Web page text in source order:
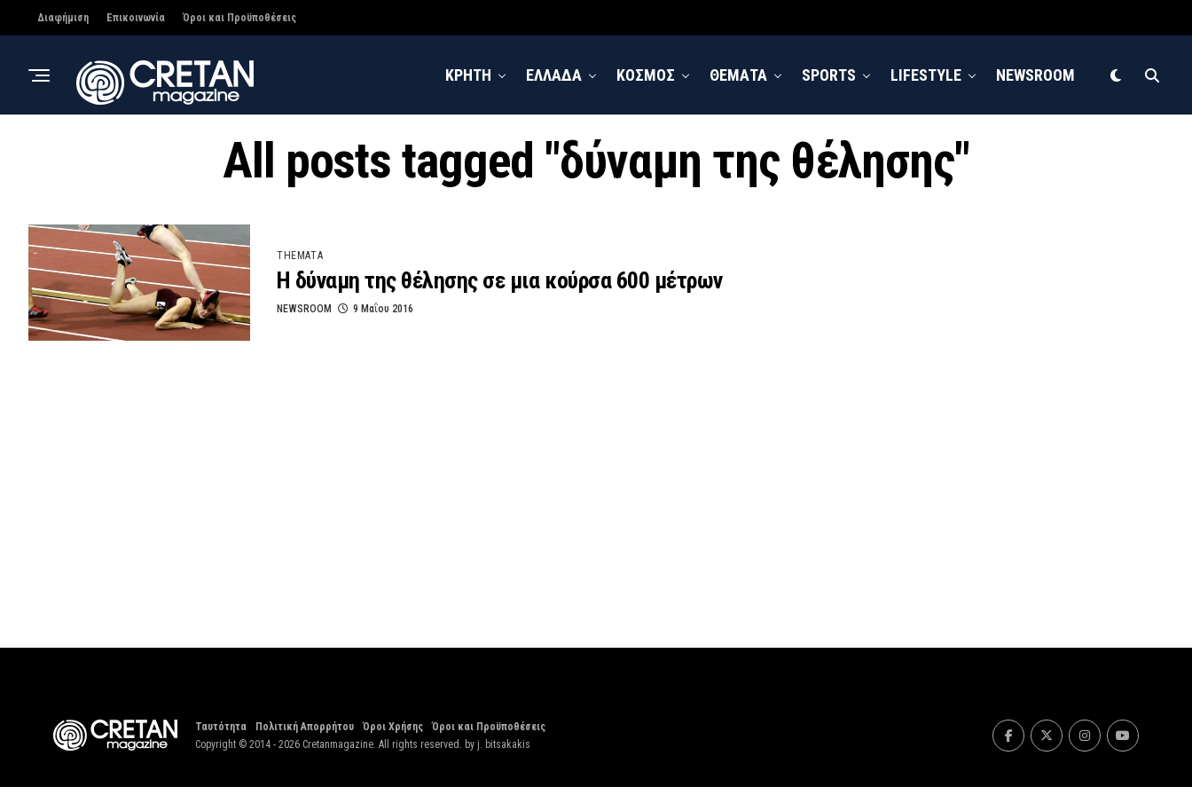
Διαφήμιση Επικοινωνία Όροι και Προϋποθέσεις
ΚΡΗΤΗ ΕΛΛΑΔΑ ΚΟΣΜΟΣ ΘΕΜΑΤΑ SPORTS LIFESTYLE NEWSROOM
All posts tagged "δύναμη της θέλησης"
THEMATA
Η δύναμη της θέλησης σε μια κούρσα 600 μέτρων
NEWSROOM 9 Μαΐου 2016
Ταυτότητα Πολιτική Απορρήτου Όροι Χρήσης
Όροι και Προϋποθέσεις
Copyright © 2014 - 2026 Cretanmagazine. All rights reserved. by j. bitsakakis